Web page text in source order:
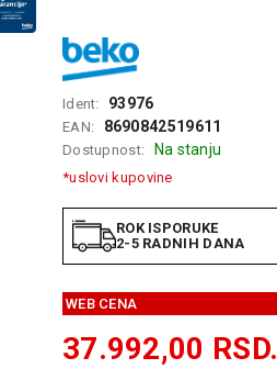
Ident: 93976
EAN: 8690842519611
Dostupnost: Na stanju
*uslovi kupovine
ROK ISPORUKE
2-5 RADNIH DANA
WEB CENA
37.992,00 RSD.